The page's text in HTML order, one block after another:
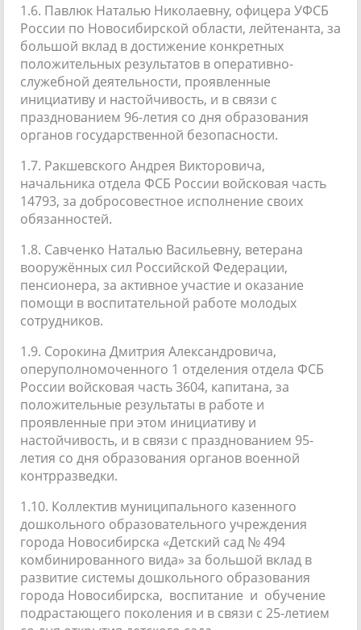
1.6. Павлюк Наталью Николаевну, офицера УФСБ
России по Новосибирской области, лейтенанта, за
большой вклад в достижение конкретных
положительных результатов в оперативно-
служебной деятельности, проявленные
инициативу и настойчивость, и в связи с
празднованием 96-летия со дня образования
органов государственной безопасности.
1.7. Ракшевского Андрея Викторовича,
начальника отдела ФСБ России войсковая часть
14793, за добросовестное исполнение своих
обязанностей.
1.8. Савченко Наталью Васильевну, ветерана
вооружённых сил Российской Федерации,
пенсионера, за активное участие и оказание
помощи в воспитательной работе молодых
сотрудников.
1.9. Сорокина Дмитрия Александровича,
оперуполномоченного 1 отделения отдела ФСБ
России войсковая часть 3604, капитана, за
положительные результаты в работе и
проявленные при этом инициативу и
настойчивость, и в связи с празднованием 95-
летия со дня образования органов военной
контрразведки.
1.10. Коллектив муниципального казенного
дошкольного образовательного учреждения
города Новосибирска «Детский сад № 494
комбинированного вида» за большой вклад в
развитие системы дошкольного образования
города Новосибирска, воспитание и обучение
подрастающего поколения и в связи с 25-летием